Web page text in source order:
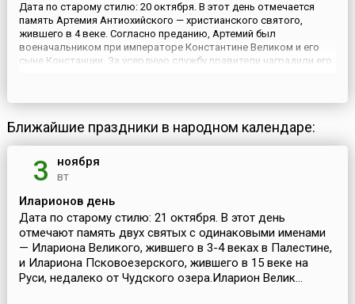
Дата по старому стилю: 20 октября. В этот день отмечается
память Артемия Антиохийского — христианского святого,
жившего в 4 веке. Согласно преданию, Артемий был
военачальником при императоре Константине Великом и его
сыне Констанции. За усердную службу правители наградили его
Артемий выступил ...
Ближайшие праздники в народном календаре:
3 ноября
вт
Иларионов день
Дата по старому стилю: 21 октября. В этот день
отмечают память двух святых с одинаковыми именами
— Илариона Великого, жившего в 3-4 веках в Палестине,
и Илариона Псковоезерского, жившего в 15 веке на
Руси, недалеко от Чудского озера.Иларион Велик...